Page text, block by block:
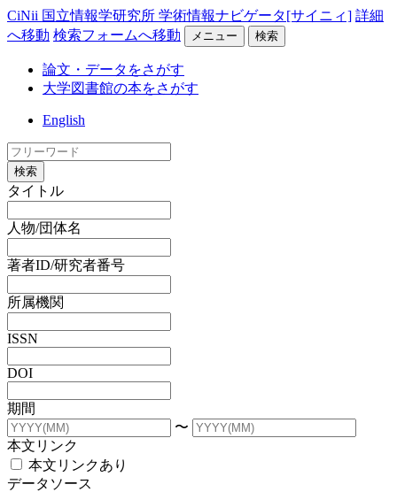
CiNii 国立情報学研究所 学術情報ナビゲータ[サイニィ] 詳細
へ移動 検索フォームへ移動 メニュー 検索
論文・データをさがす
大学図書館の本をさがす
English
検索
タイトル
人物/団体名
著者ID/研究者番号
所属機関
ISSN
DOI
期間
〜
本文リンク
本文リンクあり
データソース